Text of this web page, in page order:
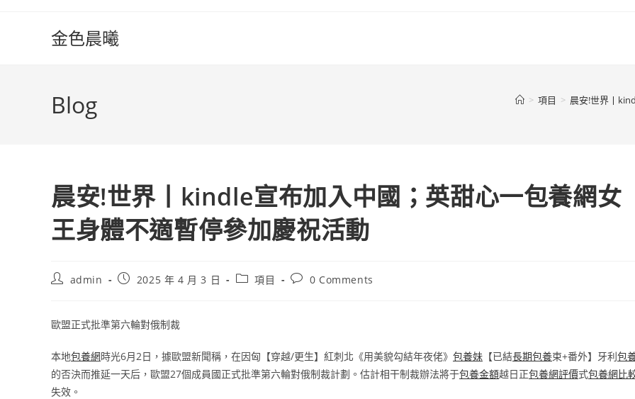
金色晨曦
Blog > 項目 > 晨安!世界丨
晨安!世界丨kindle宣布加入中國；英甜心一包養網女
王身體不適暫停參加慶祝活動
Postadmin
Post2025 年 4 月 3 日
Post項目
Post0 Comments
歐盟正式批準第六輪對俄制裁
本地包養網時光6月2日，據歐盟新聞稱，在因匈【穿越/更生】紅刺北《用美貌勾結年夜佬》 包養妹 【已結長期包養束+番外】牙利包
的否決而推延一天后，歐盟27個成員國正式批準第六輪對俄制裁計劃。估計相干制裁辦法將于包養金額越日正包養網評價式包養網比
失效。